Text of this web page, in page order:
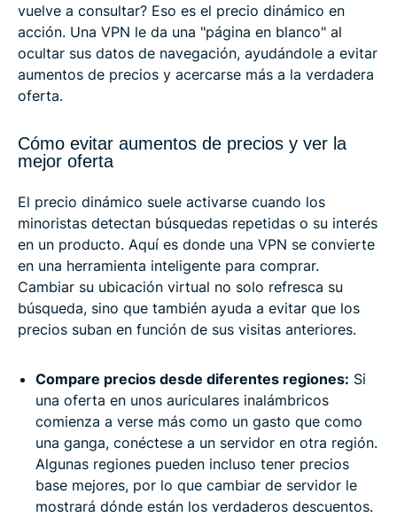
vuelve a consultar? Eso es el precio dinámico en
acción. Una VPN le da una "página en blanco" al
ocultar sus datos de navegación, ayudándole a evitar
aumentos de precios y acercarse más a la verdadera
oferta.
Cómo evitar aumentos de precios y ver la
mejor oferta
El precio dinámico suele activarse cuando los
minoristas detectan búsquedas repetidas o su interés
en un producto. Aquí es donde una VPN se convierte
en una herramienta inteligente para comprar.
Cambiar su ubicación virtual no solo refresca su
búsqueda, sino que también ayuda a evitar que los
precios suban en función de sus visitas anteriores.
Compare precios desde diferentes regiones: Si
una oferta en unos auriculares inalámbricos
comienza a verse más como un gasto que como
una ganga, conéctese a un servidor en otra región.
Algunas regiones pueden incluso tener precios
base mejores, por lo que cambiar de servidor le
mostrará dónde están los verdaderos descuentos.